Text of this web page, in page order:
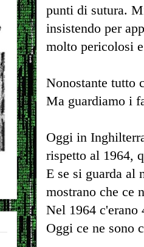
punti di sutura.
insistendo per
molto pericolosi
Nonostante tutto
Ma guardiamo i
Oggi in
rispetto al 1964,
E se si guarda al
mostrano che ce
Nel 1964 c'erano
Oggi ce ne sono